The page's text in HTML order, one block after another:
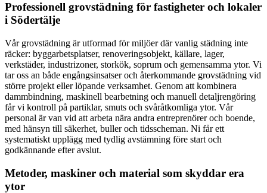
Professionell grovstädning för fastigheter och lokaler
i Södertälje
Vår grovstädning är utformad för miljöer där vanlig städning inte
räcker: byggarbetsplatser, renoveringsobjekt, källare, lager,
verkstäder, industrizoner, storkök, soprum och gemensamma ytor. Vi
tar oss an både engångsinsatser och återkommande grovstädning vid
större projekt eller löpande verksamhet. Genom att kombinera
dammbindning, maskinell bearbetning och manuell detaljrengöring
får vi kontroll på partiklar, smuts och svåråtkomliga ytor. Vår
personal är van vid att arbeta nära andra entreprenörer och boende,
med hänsyn till säkerhet, buller och tidsscheman. Ni får ett
systematiskt upplägg med tydlig avstämning före start och
godkännande efter avslut.
Metoder, maskiner och material som skyddar era
ytor